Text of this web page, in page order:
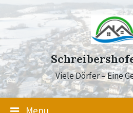
content
main
navigation
footer
Viele Dörfer – Eine
Menu